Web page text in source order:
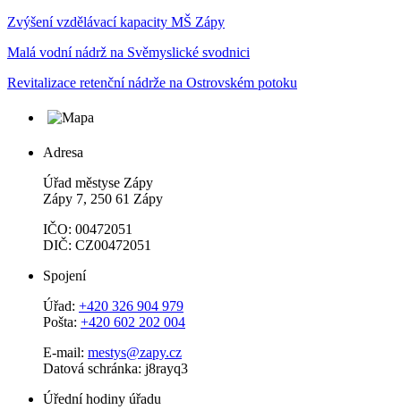
Zvýšení vzdělávací kapacity MŠ Zápy
Malá vodní nádrž na Svěmyslické svodnici
Revitalizace retenční nádrže na Ostrovském potoku
Adresa
Úřad městyse Zápy
Zápy 7, 250 61 Zápy
IČO: 00472051
DIČ: CZ00472051
Spojení
Úřad: +420 326 904 979
Pošta: +420 602 202 004
E-mail: mestys@zapy.cz
Datová schránka: j8rayq3
Úřední hodiny úřadu